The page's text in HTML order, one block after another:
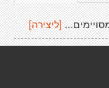
[ליצירה]